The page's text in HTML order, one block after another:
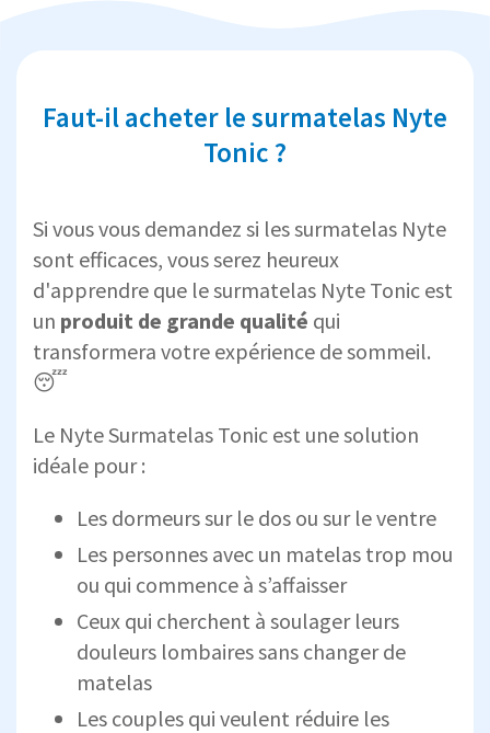
Faut-il acheter le surmatelas Nyte
Tonic ?
Si vous vous demandez si les surmatelas Nyte
sont efficaces, vous serez heureux
d'apprendre que le surmatelas Nyte Tonic est
un produit de grande qualité qui
transformera votre expérience de sommeil.
😴
Le Nyte Surmatelas Tonic est une solution
idéale pour :
Les dormeurs sur le dos ou sur le ventre
Les personnes avec un matelas trop mou
ou qui commence à s’affaisser
Ceux qui cherchent à soulager leurs
douleurs lombaires sans changer de
matelas
Les couples qui veulent réduire les